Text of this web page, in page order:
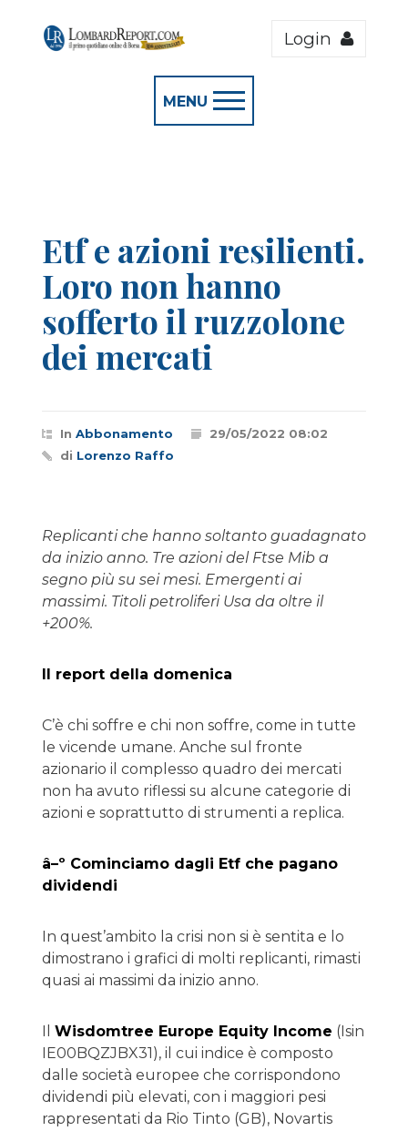
Login
MENU
Etf e azioni resilienti.
Loro non hanno
sofferto il ruzzolone
dei mercati
In Abbonamento
29/05/2022 08:02
di Lorenzo Raffo
Replicanti che hanno soltanto guadagnato
da inizio anno. Tre azioni del Ftse Mib a
segno più su sei mesi. Emergenti ai
massimi. Titoli petroliferi Usa da oltre il
+200%.
Il report della domenica
C’è chi soffre e chi non soffre, come in tutte
le vicende umane. Anche sul fronte
azionario il complesso quadro dei mercati
non ha avuto riflessi su alcune categorie di
azioni e soprattutto di strumenti a replica.
â–º Cominciamo dagli Etf che pagano
dividendi
In quest’ambito la crisi non si è sentita e lo
dimostrano i grafici di molti replicanti, rimasti
quasi ai massimi da inizio anno.
Il Wisdomtree Europe Equity Income (Isin
IE00BQZJBX31), il cui indice è composto
dalle società europee che corrispondono
dividendi più elevati, con i maggiori pesi
rappresentati da Rio Tinto (GB), Novartis